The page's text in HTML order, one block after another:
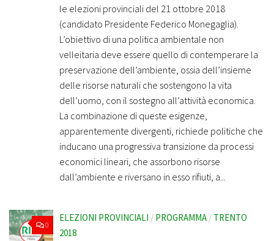
le elezioni provinciali del 21 ottobre 2018
(candidato Presidente Federico Monegaglia).
L’obiettivo di una politica ambientale non
velleitaria deve essere quello di contemperare la
preservazione dell’ambiente, ossia dell’insieme
delle risorse naturali che sostengono la vita
dell’uomo, con il sostegno all’attività economica.
La combinazione di queste esigenze,
apparentemente divergenti, richiede politiche che
inducano una progressiva transizione da processi
economici lineari, che assorbono risorse
dall’ambiente e riversano in esso rifiuti, a...
0
ELEZIONI PROVINCIALI / PROGRAMMA / TRENTO
2018